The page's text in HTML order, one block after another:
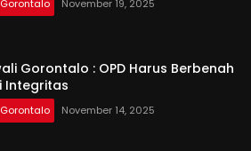
November 19, 2025
Gorontalo : OPD Harus Berbenah
Integritas
November 14, 2025